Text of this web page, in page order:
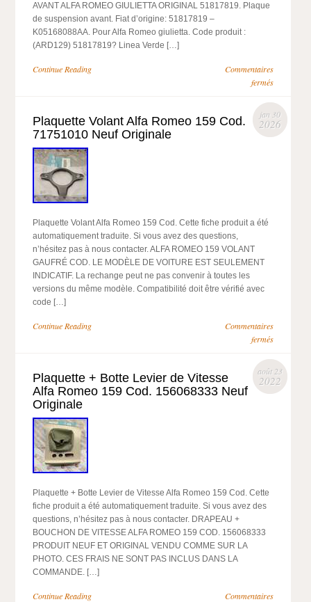
AVANT ALFA ROMEO GIULIETTA ORIGINAL 51817819. Plaque
de suspension avant. Fiat d’origine: 51817819 –
K05168088AA. Pour Alfa Romeo giulietta. Code produit :
(ARD129) 51817819? Linea Verde […]
Continue Reading
Commentaires
fermés
jan 30
2026
Plaquette Volant Alfa Romeo 159 Cod.
71751010 Neuf Originale
Plaquette Volant Alfa Romeo 159 Cod. Cette fiche produit a été
automatiquement traduite. Si vous avez des questions,
n’hésitez pas à nous contacter. ALFA ROMEO 159 VOLANT
GAUFRÉ COD. LE MODÈLE DE VOITURE EST SEULEMENT
INDICATIF. La rechange peut ne pas convenir à toutes les
versions du même modèle. Compatibilité doit être vérifié avec
code […]
Continue Reading
Commentaires
fermés
août 23
2022
Plaquette + Botte Levier de Vitesse
Alfa Romeo 159 Cod. 156068333 Neuf
Originale
Plaquette + Botte Levier de Vitesse Alfa Romeo 159 Cod. Cette
fiche produit a été automatiquement traduite. Si vous avez des
questions, n’hésitez pas à nous contacter. DRAPEAU +
BOUCHON DE VITESSE ALFA ROMEO 159 COD. 156068333
PRODUIT NEUF ET ORIGINAL VENDU COMME SUR LA
PHOTO. CES FRAIS NE SONT PAS INCLUS DANS LA
COMMANDE. […]
Continue Reading
Commentaires